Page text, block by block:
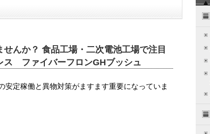
んか？ 食品工場・二次電池工場で注目
ファイバーフロンGHブッシュ
安定稼働と異物対策がますます重要になっていま